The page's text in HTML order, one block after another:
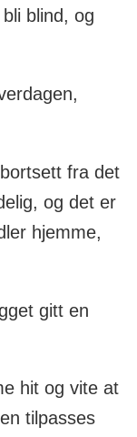
blind, og
fra det
og det er
hjemme,
gitt en
hit og vite at
tilpasses